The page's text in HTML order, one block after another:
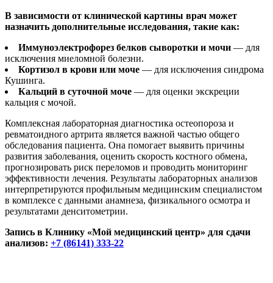
В зависимости от клинической картины врач может
назначить дополнительные исследования, такие как:
Иммуноэлектрофорез белков сыворотки и мочи — для
исключения миеломной болезни.
Кортизол в крови или моче — для исключения синдрома
Кушинга.
Кальций в суточной моче — для оценки экскреции
кальция с мочой.
Комплексная лабораторная диагностика остеопороза и
ревматоидного артрита является важной частью общего
обследования пациента. Она помогает выявить причины
развития заболевания, оценить скорость костного обмена,
прогнозировать риск переломов и проводить мониторинг
эффективности лечения. Результаты лабораторных анализов
интерпретируются профильным медицинским специалистом
в комплексе с данными анамнеза, физикального осмотра и
результатами денситометрии.
Запись в Клинику «Мой медицинский центр» для сдачи
анализов: +7 (86141) 333-22